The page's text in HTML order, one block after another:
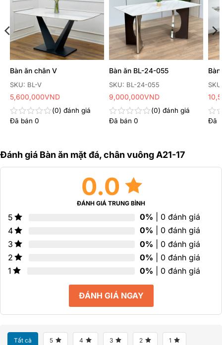
SKU: BL-V
Bàn ăn chân V
Được
5
0
đánh giá
Đã bán 0
5,600,000VND
SKU: BL-24-055
Bàn ăn BL-24-055
Được
5
0
đánh giá
Đã bán 0
9,000,000VND
Đã
Đánh giá Bàn ăn mặt đá, chân vuông A21-17
0.0
ĐÁNH GIÁ TRUNG BÌNH
5 0% | 0 đánh giá
4
0% | 0 đánh giá
3
0% | 0 đánh giá
2
0% | 0 đánh giá
1
0% | 0 đánh giá
ĐÁNH GIÁ NGAY
Tất cả 5 4 3 2 1